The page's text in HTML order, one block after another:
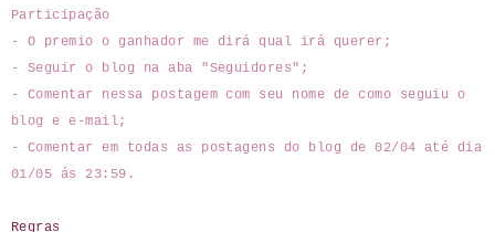
Participação
- O premio o ganhador me dirá qual irá querer;
- Seguir o blog na aba "Seguidores";
- Comentar nessa postagem com seu nome de como seguiu o
blog e e-mail;
- Comentar em todas as postagens do blog de 02/04 até dia
01/05 ás 23:59.
Regras